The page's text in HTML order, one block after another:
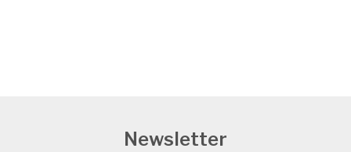
Newsletter